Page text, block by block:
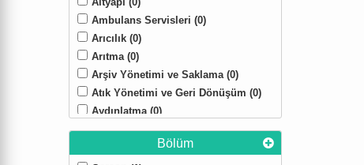
Bitlis
Bolu
Burdur
Çanakkale
Çankırı
Çorum
Erzincan
Ambulans Servisleri (0)
Arıcılık (0)
Arıtma (0)
Arşiv Yönetimi ve Saklama (0)
Atık Yönetimi ve Geri Dönüşüm (0)
Aydınlatma (0)
Bağcılık (0)
Bağlantı Elemanları (0)
Bölüm